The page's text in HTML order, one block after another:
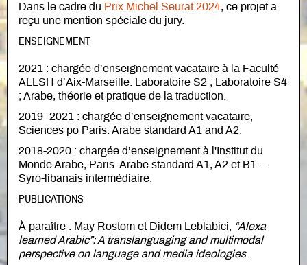
Dans le cadre du Prix Michel Seurat 2024, ce projet a
reçu une mention spéciale du jury.
ENSEIGNEMENT
2021 : chargée d’enseignement vacataire à la Faculté
ALLSH d’Aix-Marseille. Laboratoire S2 ; Laboratoire S4
; Arabe, théorie et pratique de la traduction.
2019- 2021 : chargée d’enseignement vacataire,
Sciences po Paris. Arabe standard A1 and A2.
2018-2020 : chargée d’enseignement à l'Institut du
Monde Arabe, Paris. Arabe standard A1, A2 et B1 –
Syro-libanais intermédiaire.
PUBLICATIONS
À paraître : May Rostom et Didem Leblabici, “Alexa
learned Arabic”: A translanguaging and multimodal
perspective on language and media ideologies.